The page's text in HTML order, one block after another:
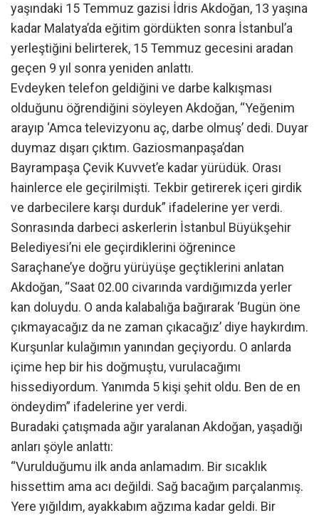
yaşındaki 15 Temmuz gazisi İdris Akdoğan, 13 yaşına
kadar Malatya’da eğitim gördükten sonra İstanbul’a
yerleştiğini belirterek, 15 Temmuz gecesini aradan
geçen 9 yıl sonra yeniden anlattı.
Evdeyken telefon geldiğini ve darbe kalkışması
olduğunu öğrendiğini söyleyen Akdoğan, “Yeğenim
arayıp ‘Amca televizyonu aç, darbe olmuş’ dedi. Duyar
duymaz dışarı çıktım. Gaziosmanpaşa’dan
Bayrampaşa Çevik Kuvvet’e kadar yürüdük. Orası
hainlerce ele geçirilmişti. Tekbir getirerek içeri girdik
ve darbecilere karşı durduk” ifadelerine yer verdi.
Sonrasında darbeci askerlerin İstanbul Büyükşehir
Belediyesi’ni ele geçirdiklerini öğrenince
Saraçhane’ye doğru yürüyüşe geçtiklerini anlatan
Akdoğan, “Saat 02.00 civarında vardığımızda yerler
kan doluydu. O anda kalabalığa bağırarak ‘Bugün öne
çıkmayacağız da ne zaman çıkacağız’ diye haykırdım.
Kurşunlar kulağımın yanından geçiyordu. O anlarda
içime hep bir his doğmuştu, vurulacağımı
hissediyordum. Yanımda 5 kişi şehit oldu. Ben de en
öndeydim” ifadelerine yer verdi.
Buradaki çatışmada ağır yaralanan Akdoğan, yaşadığı
anları şöyle anlattı:
“Vurulduğumu ilk anda anlamadım. Bir sıcaklık
hissettim ama acı değildi. Sağ bacağım parçalanmış.
Yere yığıldım, ayakkabım ağzıma kadar geldi. Bir